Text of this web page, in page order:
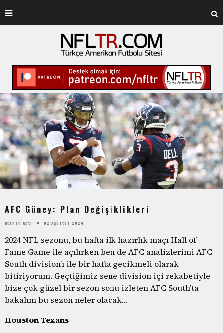
AFC Güney: Plan Değişiklikleri
Atahan Apti 02 Ağustos 2024
2024 NFL sezonu, bu hafta ilk hazırlık maçı Hall of
Fame Game ile açılırken ben de AFC analizlerimi AFC
South division’ı ile bir hafta gecikmeli olarak
bitiriyorum. Geçtiğimiz sene division içi rekabetiyle
bize çok güzel bir sezon sonu izleten AFC South’ta
bakalım bu sezon neler olacak…
HoustonTexans